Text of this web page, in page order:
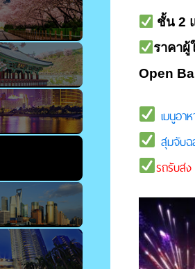
ชั้น 2
ราคา
Open
เมนูอา
สุ่มจับฉ
รถรับส่